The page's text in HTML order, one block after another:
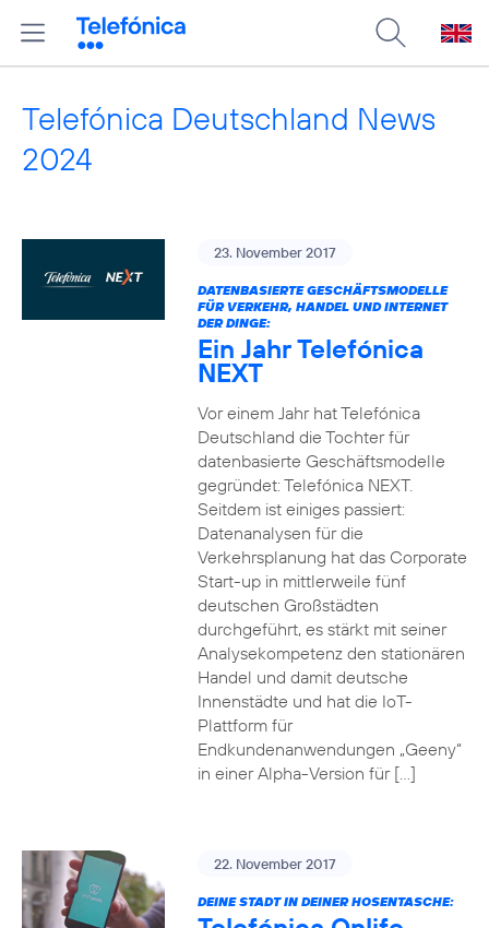
Telefónica Deutschland News
2024
23. November 2017
DATENBASIERTE GESCHÄFTSMODELLE
FÜR VERKEHR, HANDEL UND INTERNET
DER DINGE:
Ein Jahr Telefónica
NEXT
Vor einem Jahr hat Telefónica
Deutschland die Tochter für
datenbasierte Geschäftsmodelle
gegründet: Telefónica NEXT.
Seitdem ist einiges passiert:
Datenanalysen für die
Verkehrsplanung hat das Corporate
Start-up in mittlerweile fünf
deutschen Großstädten
durchgeführt, es stärkt mit seiner
Analysekompetenz den stationären
Handel und damit deutsche
Innenstädte und hat die IoT-
Plattform für
Endkundenanwendungen „Geeny“
in einer Alpha-Version für […]
22. November 2017
DEINE STADT IN DEINER HOSENTASCHE: